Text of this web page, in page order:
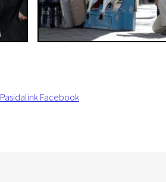
Pasidalink Facebook